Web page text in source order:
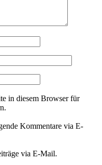
in diesem Browser für
Kommentare via E-
via E-Mail.